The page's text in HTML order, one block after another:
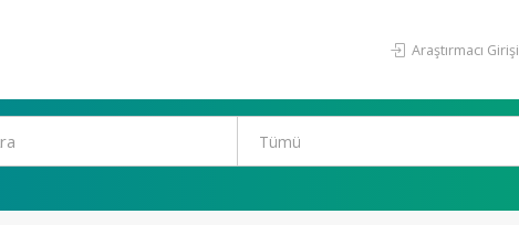
Araştırmacı Girişi